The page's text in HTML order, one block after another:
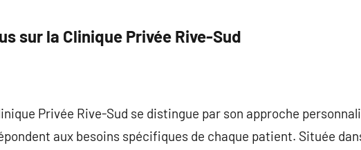
sur la Clinique Privée Rive-Sud
Privée Rive-Sud se distingue par son approche
aux besoins spécifiques de chaque patient. Située